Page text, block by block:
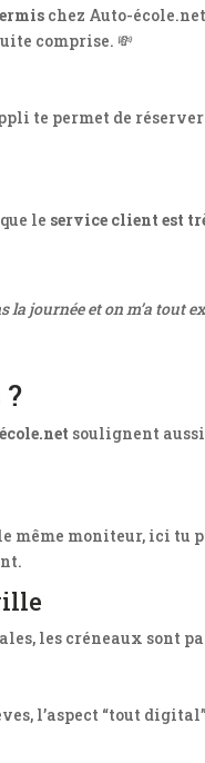
chez Auto-
comprise. 💸
te permet de
le service client est
la journée et on m’a tout
soulignent
moniteur, ici tu
les créneaux sont
l’aspect “tout